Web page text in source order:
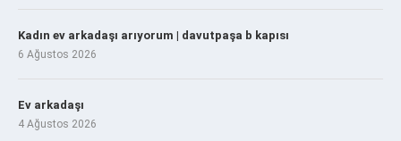
Kadın ev arkadaşı arıyorum | davutpaşa b kapısı
6 Ağustos 2026
Ev arkadaşı
4 Ağustos 2026